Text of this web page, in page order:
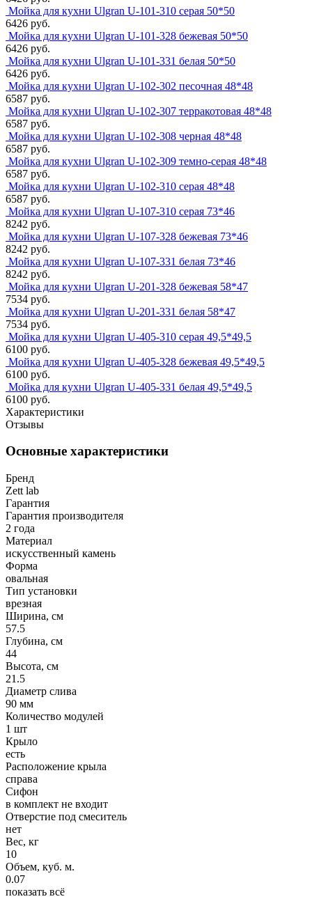
Мойка для кухни Ulgran U-101-310 серая 50*50
6426 руб.
Мойка для кухни Ulgran U-101-328 бежевая 50*50
6426 руб.
Мойка для кухни Ulgran U-101-331 белая 50*50
6426 руб.
Мойка для кухни Ulgran U-102-302 песочная 48*48
6587 руб.
Мойка для кухни Ulgran U-102-307 терракотовая 48*48
6587 руб.
Мойка для кухни Ulgran U-102-308 черная 48*48
6587 руб.
Мойка для кухни Ulgran U-102-309 темно-серая 48*48
6587 руб.
Мойка для кухни Ulgran U-102-310 серая 48*48
6587 руб.
Мойка для кухни Ulgran U-107-310 серая 73*46
8242 руб.
Мойка для кухни Ulgran U-107-328 бежевая 73*46
8242 руб.
Мойка для кухни Ulgran U-107-331 белая 73*46
8242 руб.
Мойка для кухни Ulgran U-201-328 бежевая 58*47
7534 руб.
Мойка для кухни Ulgran U-201-331 белая 58*47
7534 руб.
Мойка для кухни Ulgran U-405-310 серая 49,5*49,5
6100 руб.
Мойка для кухни Ulgran U-405-328 бежевая 49,5*49,5
6100 руб.
Мойка для кухни Ulgran U-405-331 белая 49,5*49,5
6100 руб.
Характеристики
Отзывы
Основные характеристики
Бренд
Zett lab
Гарантия
Гарантия производителя
2 года
Материал
искусственный камень
Форма
овальная
Тип установки
врезная
Ширина, см
57.5
Глубина, см
44
Высота, см
21.5
Диаметр слива
90 мм
Количество модулей
1 шт
Крыло
есть
Расположение крыла
справа
Сифон
в комплект не входит
Отверстие под смеситель
нет
Вес, кг
10
Объем, куб. м.
0.07
показать всё